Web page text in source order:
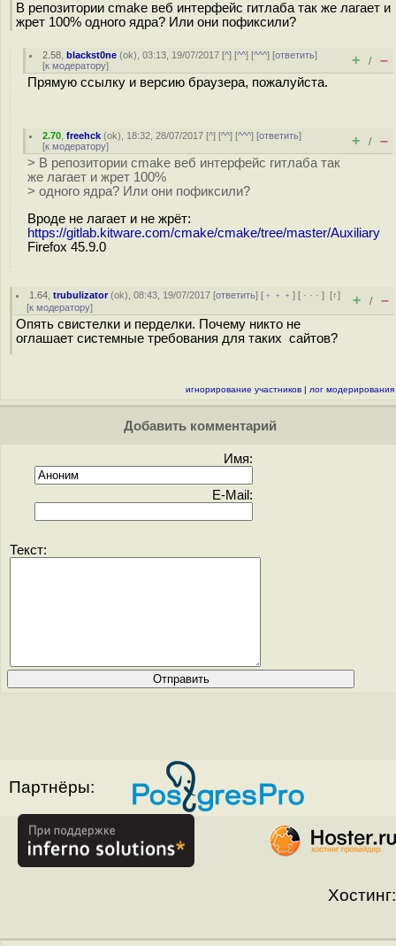
В репозитории cmake веб интерфейс гитлаба так же лагает и
жрет 100% одного ядра? Или они пофиксили?
2.58 ,blackst0ne (ok), 03:13, 19/07/2017 [^] [^^] [^^^] [ответить]
[к модератору] + / –
Прямую ссылку и версию браузера, пожалуйста.
2.70 ,freehck (ok), 18:32, 28/07/2017 [^] [^^] [^^^] [ответить]
[к модератору] + / –
> В репозитории cmake веб интерфейс гитлаба так
же лагает и жрет 100%
> одного ядра? Или они пофиксили?
Вроде не лагает и не жрёт:
https://gitlab.kitware.com/cmake/cmake/tree/master/Auxiliary
Firefox 45.9.0
1.64 ,trubulizator(ok), 08:43, 19/07/2017 [ответить] [ ﹢﹢﹢] [ · · ·][↑]
[к модератору] + / –
Опять свистелки и перделки. Почему никто не
оглашает системные требования для таких сайтов?
игнорирование участников | лог модерирования
Добавить комментарий
Имя:
E-Mail:
Текст:
Партнёры:
Хостинг: